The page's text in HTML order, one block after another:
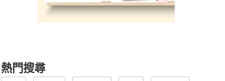
熱門搜尋